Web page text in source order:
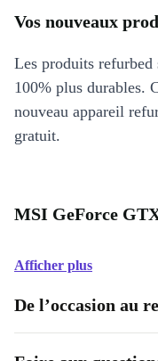
Vos nouveaux
Les produits refurbed
100% plus durables.
nouveau appareil
gratuit.
MSI GeForce
Afficher plus
De l’occasion au